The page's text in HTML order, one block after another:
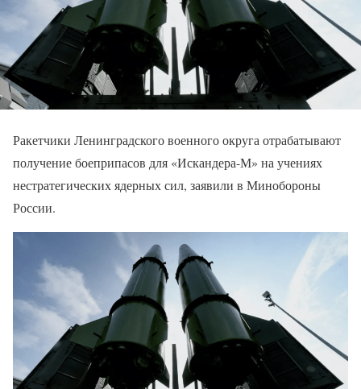
Ракетчики Ленинградского военного округа отрабатывают
получение боеприпасов для «Искандера-М» на учениях
нестратегических ядерных сил, заявили в Минобороны
России.